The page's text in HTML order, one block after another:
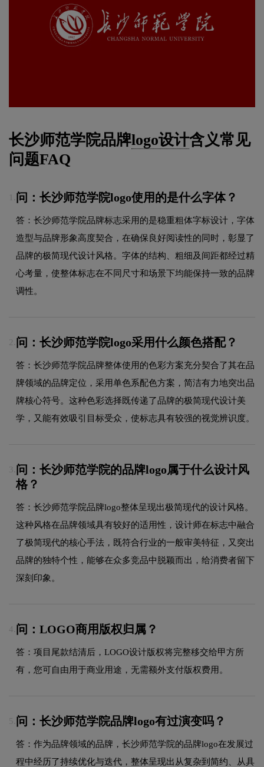
长沙师范学院品牌logo设计含义常见
问题FAQ
问：长沙师范学院logo使用的是什么字体？
答：长沙师范学院品牌标志采用的是稳重粗体字标设计，字体
造型与品牌形象高度契合，在确保良好阅读性的同时，彰显了
品牌的极简现代设计风格。字体的结构、粗细及间距都经过精
心考量，使整体标志在不同尺寸和场景下均能保持一致的品牌
调性。
2. 问：长沙师范学院logo采用什么颜色搭配？
答：长沙师范学院品牌整体使用的色彩方案充分契合了其在品
牌领域的品牌定位，采用单色系配色方案，简洁有力地突出品
牌核心符号。这种色彩选择既传递了品牌的极简现代设计美
学，又能有效吸引目标受众，使标志具有较强的视觉辨识度。
3. 问：长沙师范学院的品牌logo属于什么设计风
格？
答：长沙师范学院品牌logo整体呈现出极简现代的设计风格。
这种风格在品牌领域具有较好的适用性，设计师在标志中融合
了极简现代的核心手法，既符合行业的一般审美特征，又突出
品牌的独特个性，能够在众多竞品中脱颖而出，给消费者留下
深刻印象。
4. 问：LOGO商用版权归属？
答：项目尾款结清后，LOGO设计版权将完整移交给甲方所
有，您可自由用于商业用途，无需额外支付版权费用。
5. 问：长沙师范学院品牌logo有过演变吗？
答：作为品牌领域的品牌，长沙师范学院的品牌logo在发展过
程中经历了持续优化与迭代，整体呈现出从复杂到简约、从具